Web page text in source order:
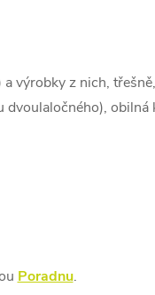
výrobky z nich,
obilná
Poradnu.